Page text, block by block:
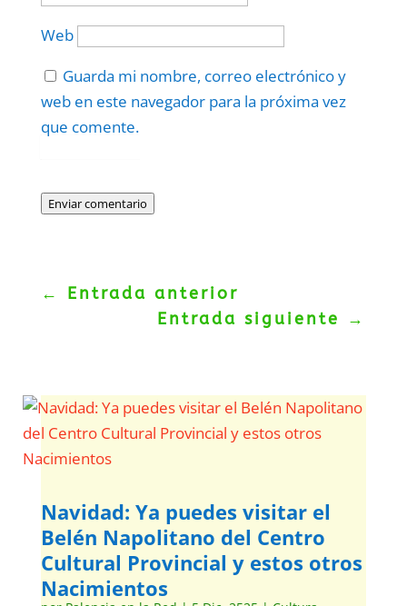
Web
Guarda mi nombre, correo electrónico y
web en este navegador para la próxima vez
que comente.
Enviar comentario
← Entrada anterior
Entrada siguiente
→
Navidad: Ya puedes visitar el
Belén Napolitano del Centro
Cultural Provincial y estos otros
Nacimientos